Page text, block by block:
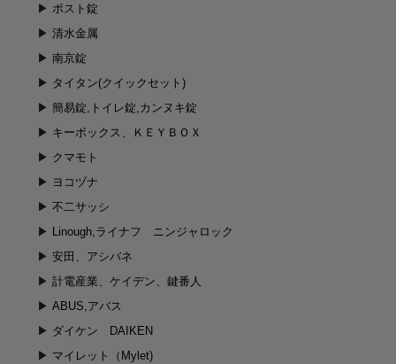
ポスト錠
清水金属
南京錠
タイタン(クイックセット)
簡易錠,トイレ錠,カンヌキ錠
キーボックス、ＫＥＹＢＯＸ
クマモト
ヨコヅナ
不二サッシ
Linough,ライナフ ニンジャロック
安田、アシバネ
計電産業、ケイデン、鍵番人
ABUS,アバス
ダイケン DAIKEN
マイレット（Mylet)